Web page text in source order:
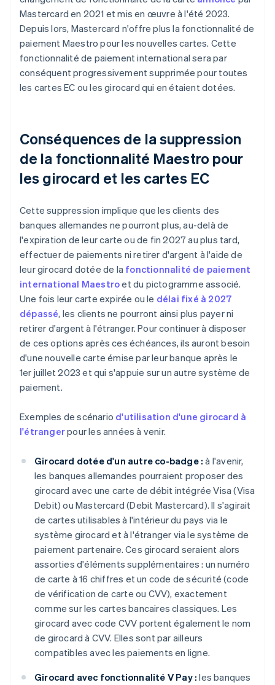
Mastercard en 2021 et mis en œuvre à l'été 2023.
Depuis lors, Mastercard n'offre plus la fonctionnalité de
paiement Maestro pour les nouvelles cartes. Cette
fonctionnalité de paiement international sera par
conséquent progressivement supprimée pour toutes
les cartes EC ou les girocard qui en étaient dotées.
Conséquences de la suppression
de la fonctionnalité Maestro pour
les girocard et les cartes EC
Cette suppression implique que les clients des
banques allemandes ne pourront plus, au-delà de
l'expiration de leur carte ou de fin 2027 au plus tard,
effectuer de paiements ni retirer d'argent à l'aide de
leur girocard dotée de la fonctionnalité de paiement
international Maestroet du pictogramme associé.
Une fois leur carte expirée ou le délai fixé à 2027
dépassé, les clients ne pourront ainsi plus payer ni
retirer d'argent à l'étranger. Pour continuer à disposer
de ces options après ces échéances, ils auront besoin
d'une nouvelle carte émise par leur banque après le
1er juillet 2023 et qui s'appuie sur un autre système de
paiement.
Exemples de scénario d'utilisation d'une girocard à
l'étrangerpour les années à venir.
Girocard dotée d'un autre co-badge : à l'avenir,
les banques allemandes pourraient proposer des
girocard avec une carte de débit intégrée Visa (Visa
Debit) ou Mastercard (Debit Mastercard). Il s'agirait
de cartes utilisables à l'intérieur du pays via le
système girocard et à l'étranger via le système de
paiement partenaire. Ces girocard seraient alors
assorties d'éléments supplémentaires : un numéro
de carte à 16 chiffres et un code de sécurité (code
de vérification de carte ou CVV), exactement
comme sur les cartes bancaires classiques. Les
girocard avec code CVV portent également le nom
de girocard à CVV. Elles sont par ailleurs
compatibles avec les paiements en ligne.
Girocard avec fonctionnalité V Pay : les banques